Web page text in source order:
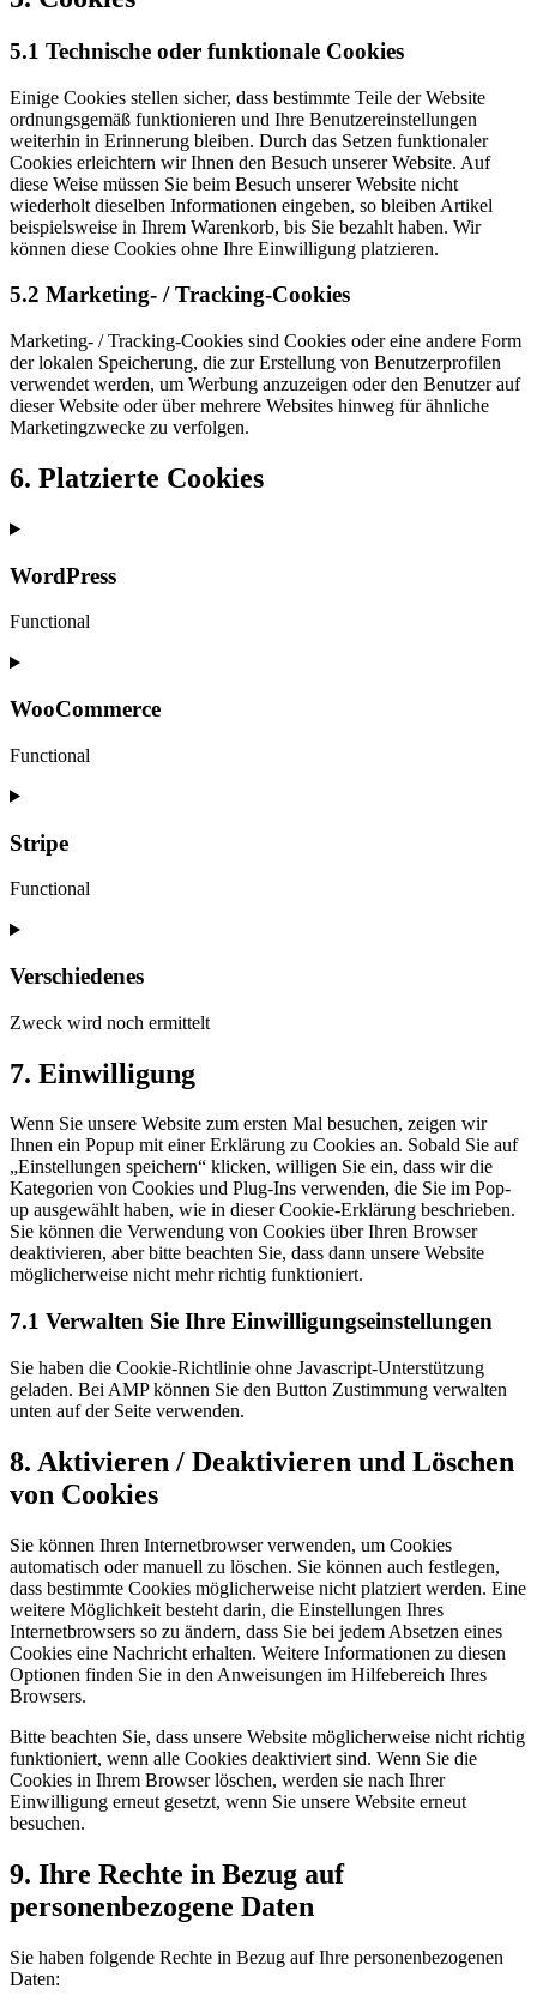
5.1 Technische oder funktionale Cookies
Einige Cookies stellen sicher, dass bestimmte Teile der Website
ordnungsgemäß funktionieren und Ihre Benutzereinstellungen
weiterhin in Erinnerung bleiben. Durch das Setzen funktionaler
Cookies erleichtern wir Ihnen den Besuch unserer Website. Auf
diese Weise müssen Sie beim Besuch unserer Website nicht
wiederholt dieselben Informationen eingeben, so bleiben Artikel
beispielsweise in Ihrem Warenkorb, bis Sie bezahlt haben. Wir
können diese Cookies ohne Ihre Einwilligung platzieren.
5.2 Marketing- / Tracking-Cookies
Marketing- / Tracking-Cookies sind Cookies oder eine andere Form
der lokalen Speicherung, die zur Erstellung von Benutzerprofilen
verwendet werden, um Werbung anzuzeigen oder den Benutzer auf
dieser Website oder über mehrere Websites hinweg für ähnliche
Marketingzwecke zu verfolgen.
6. Platzierte Cookies
WordPress
Functional
Consent
service
WooCommerce
Functional
Consent
service
woocommerce
Stripe
Functional
Consent
service
Verschiedenes
Zweck wird noch ermittelt
Consent
to
verschiedenes
7. Einwilligung
Wenn Sie unsere Website zum ersten Mal besuchen, zeigen wir
Ihnen ein Popup mit einer Erklärung zu Cookies an. Sobald Sie auf
„Einstellungen speichern“ klicken, willigen Sie ein, dass wir die
Kategorien von Cookies und Plug-Ins verwenden, die Sie im Pop-
up ausgewählt haben, wie in dieser Cookie-Erklärung beschrieben.
Sie können die Verwendung von Cookies über Ihren Browser
deaktivieren, aber bitte beachten Sie, dass dann unsere Website
möglicherweise nicht mehr richtig funktioniert.
7.1 Verwalten Sie Ihre Einwilligungseinstellungen
Sie haben die Cookie-Richtlinie ohne Javascript-Unterstützung
geladen. Bei AMP können Sie den Button Zustimmung verwalten
unten auf der Seite verwenden.
8. Aktivieren / Deaktivieren und Löschen
von Cookies
Sie können Ihren Internetbrowser verwenden, um Cookies
automatisch oder manuell zu löschen. Sie können auch festlegen,
dass bestimmte Cookies möglicherweise nicht platziert werden. Eine
weitere Möglichkeit besteht darin, die Einstellungen Ihres
Internetbrowsers so zu ändern, dass Sie bei jedem Absetzen eines
Cookies eine Nachricht erhalten. Weitere Informationen zu diesen
Optionen finden Sie in den Anweisungen im Hilfebereich Ihres
Browsers.
Bitte beachten Sie, dass unsere Website möglicherweise nicht richtig
funktioniert, wenn alle Cookies deaktiviert sind. Wenn Sie die
Cookies in Ihrem Browser löschen, werden sie nach Ihrer
Einwilligung erneut gesetzt, wenn Sie unsere Website erneut
besuchen.
9. Ihre Rechte in Bezug auf
personenbezogene Daten
Sie haben folgende Rechte in Bezug auf Ihre personenbezogenen
Daten: